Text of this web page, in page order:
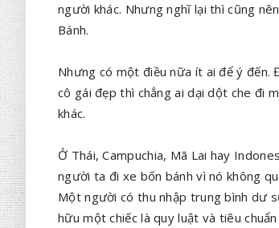
người khác. Nhưng nghĩ lại thì cũng
Bánh.
Nhưng có một điều nữa ít ai để ý đến.
cô gái đẹp thì chẳng ai dại dột che đi
khác.
Ở Thái, Campuchia, Mã Lai hay
người ta đi xe bốn bánh vì nó không
Một người có thu nhập trung bình dư
hữu một chiếc là quy luật và tiêu